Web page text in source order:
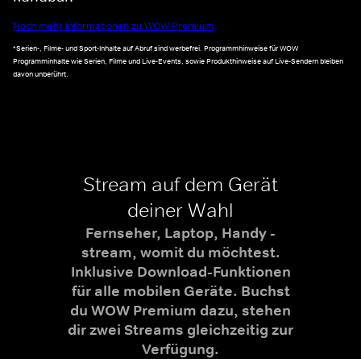
Noch mehr Informationen zu WOW Premium
*Serien-, Filme- und Sport-Inhalte auf Abruf sind werbefrei. Programmhinweise für WOW
Programminhalte wie Serien, Filme und Live-Events, sowie Produkthinweise auf Live-Sendern bleiben
davon unberührt.
Stream auf dem Gerät
deiner Wahl
Fernseher, Laptop, Handy -
stream, womit du möchtest.
Inklusive Download-Funktionen
für alle mobilen Geräte. Buchst
du WOW Premium dazu, stehen
dir zwei Streams gleichzeitig zur
Verfügung.